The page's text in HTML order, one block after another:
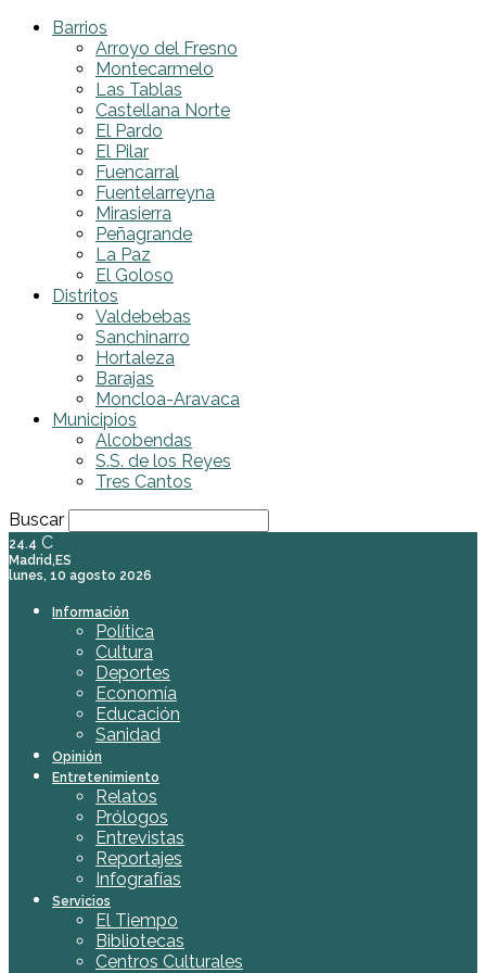
Barrios
Arroyo del Fresno
Montecarmelo
Las Tablas
Castellana Norte
El Pardo
El Pilar
Fuencarral
Fuentelarreyna
Mirasierra
Peñagrande
La Paz
El Goloso
Distritos
Valdebebas
Sanchinarro
Hortaleza
Barajas
Moncloa-Aravaca
Municipios
Alcobendas
S.S. de los Reyes
Tres Cantos
Buscar
24.4 C
Madrid,ES
lunes, 10 agosto 2026
Información
Política
Cultura
Deportes
Economía
Educación
Sanidad
Opinión
Entretenimiento
Relatos
Prólogos
Entrevistas
Reportajes
Infografías
Servicios
El Tiempo
Bibliotecas
Centros Culturales